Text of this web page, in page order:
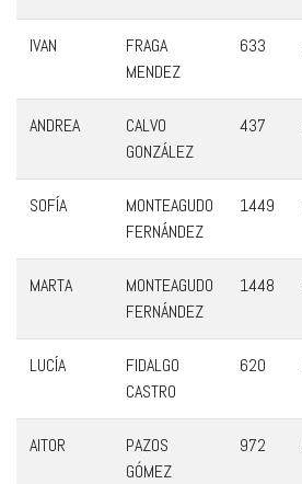
IVAN
FRAGA
MENDEZ
633
ANDREA
CALVO
GONZÁLEZ
437
SOFÍA
MONTEAGUDO
FERNÁNDEZ
1449
MARTA
MONTEAGUDO
FERNÁNDEZ
1448
LUCÍA
FIDALGO
CASTRO
620
AITOR
PAZOS
GÓMEZ
972